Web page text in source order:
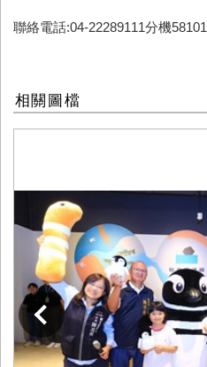
聯絡電話:04-22289111分機58101
相關圖檔